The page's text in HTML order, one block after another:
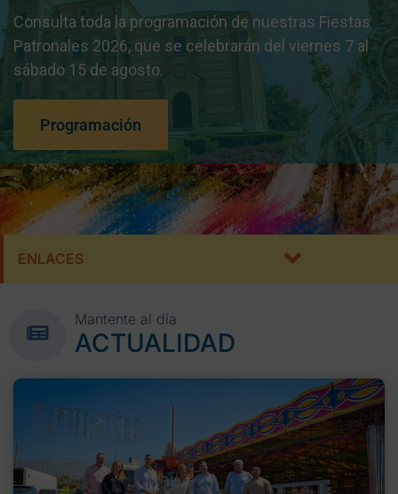
Consulta toda la programación de nuestras Fiestas
Patronales 2026, que se celebrarán del viernes 7 al
sábado 15 de agosto.
Programación
ENLACES
Mantente al día
ACTUALIDAD